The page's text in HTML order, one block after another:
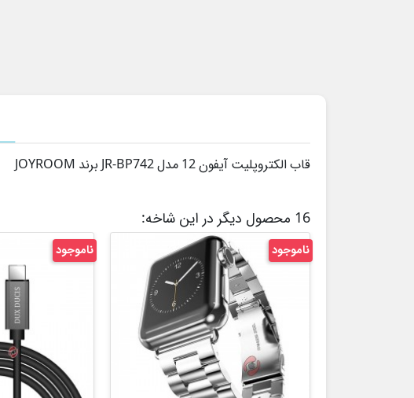
قاب الکتروپلیت آیفون 12 مدل JR-BP742 برند JOYROOM
16 محصول دیگر در این شاخه:
ناموجود ناموجود